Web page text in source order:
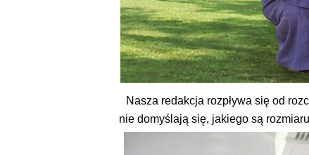
Nasza redakcja rozpływa się od
nie domyślają się, jakiego są